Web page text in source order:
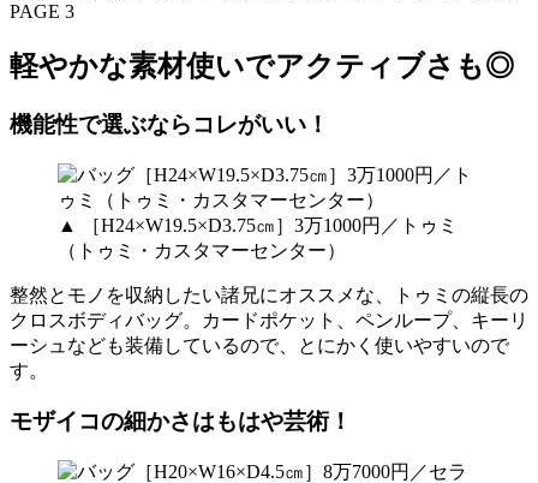
PAGE 3
軽やかな素材使いでアクティブさも◎
機能性で選ぶならコレがいい！
▲ ［H24×W19.5×D3.75㎝］3万1000円／トゥミ
（トゥミ・カスタマーセンター）
整然とモノを収納したい諸兄にオススメな、トゥミの縦長の
クロスボディバッグ。カードポケット、ペンループ、キーリ
ーシュなども装備しているので、とにかく使いやすいので
す。
モザイコの細かさはもはや芸術！